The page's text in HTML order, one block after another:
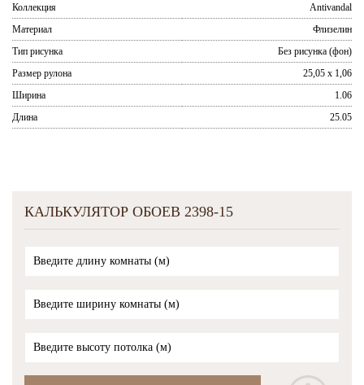
Коллекция
Antivandal
Материал
Флизелин
Тип рисунка
Без рисунка (фон)
Размер рулона
25,05 x 1,06
Ширина
1.06
Длина
25.05
КАЛЬКУЛЯТОР ОБОЕВ 2398-15